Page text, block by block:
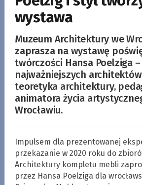
wystawa
Muzeum Architektury we
zaprasza na wystawę
twórczości Hansa Poelziga
najważniejszych
teoretyka architektury,
animatora życia
Wrocławiu.
Impulsem dla prezentowanej
przekazanie w 2020 roku do
Architektury kompletu mebli
przez Hansa Poelziga dla